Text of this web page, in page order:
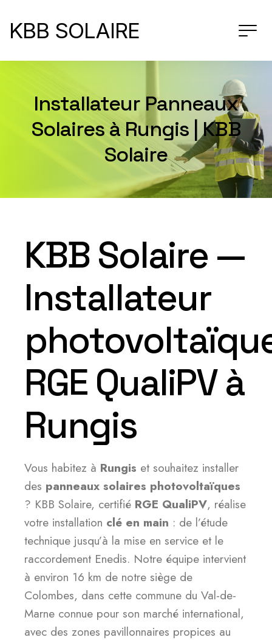
KBB SOLAIRE
Installateur Panneaux
Solaires à Rungis | KBB
Solaire
KBB Solaire —
Installateur
RGE QualiPV à
Rungis
Vous habitez à Rungis et souhaitez installer
des panneaux solaires photovoltaïques
? KBB Solaire, certifié RGE QualiPV, réalise
votre installation clé en main : de l’étude
technique jusqu’à la mise en service et le
raccordement Enedis. Notre équipe intervient
à environ 16 km de notre siège de
Colombes, dans cette commune du Val-de-
Marne connue pour son marché international,
avec des zones pavillonnaires propices au